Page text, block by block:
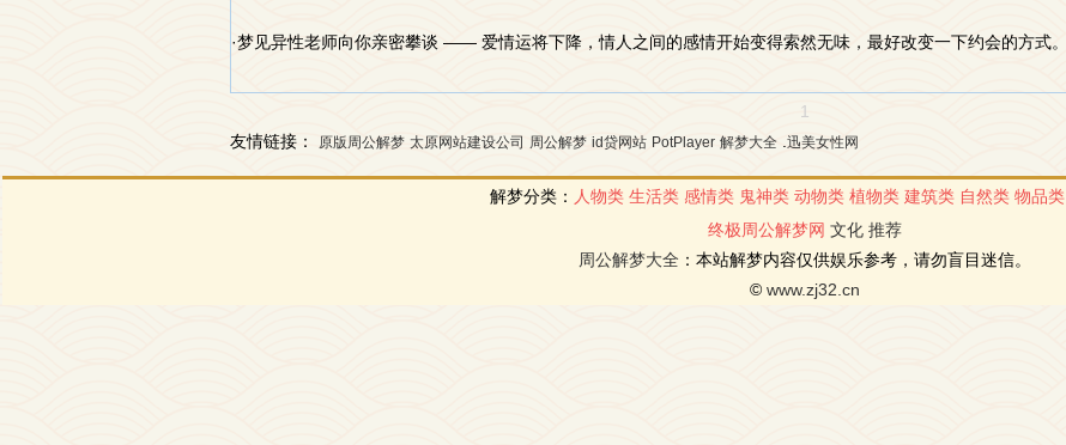
·梦见异性老师向你亲密攀谈 —— 爱情运将下降，情人之间的感情开始变得索然无味，最好改变一下约会的方式。
1
友情链接：
原版周公解梦 太原网站建设公司 周公解梦 id贷网站 PotPlayer 解梦大全 迅美女性网
解梦分类： 人物类 生活类 感情类 鬼神类 动物类 植物类 建筑类 自然类 物品类
终极周公解梦网 文化 推荐
周公解梦大全 ：本站解梦内容仅供娱乐参考，请勿盲目迷信。
© www.zj32.cn